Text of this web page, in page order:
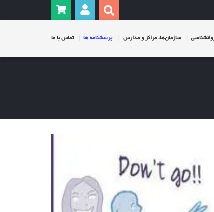
سازمان‌ها، مراکز و مدارس پرسشنامه ها تماس با ما